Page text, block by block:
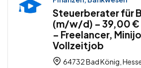
Steuerberater für
(m/w/d) – 39,00 €
– Freelancer,
Vollzeitjob
64732 Bad König,